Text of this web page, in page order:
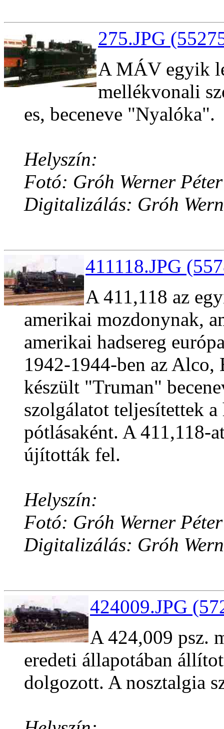
275.JPG
A MÁV egyik
mellékvonali
es, beceneve "Nyalóka".
Helyszín:
Fotó: Gróh Werner Péter
Digitalizálás: Gróh
411118.JPG
A 411,118 az
amerikai mozdonynak,
amerikai hadsereg
1942-1944-ben az
készült "Truman"
szolgálatot teljesítettek
pótlásaként. A 411,118-
újították fel.
Helyszín:
Fotó: Gróh Werner Péter
Digitalizálás: Gróh
424009.JPG
A 424,009 psz.
eredeti állapotában
dolgozott. A nosztalgia